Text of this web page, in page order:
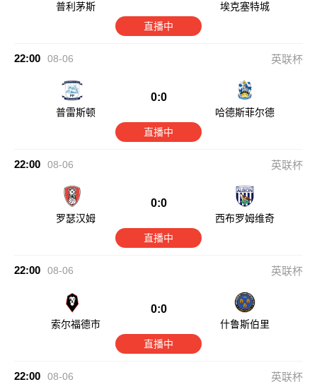
普利茅斯
埃克塞特城
直播中
22:00 08-06 英联杯
普雷斯顿
0:0
哈德斯菲尔德
直播中
22:00 08-06 英联杯
罗瑟汉姆
0:0
西布罗姆维奇
直播中
22:00 08-06 英联杯
索尔福德市
0:0
什鲁斯伯里
直播中
22:00 08-06 英联杯